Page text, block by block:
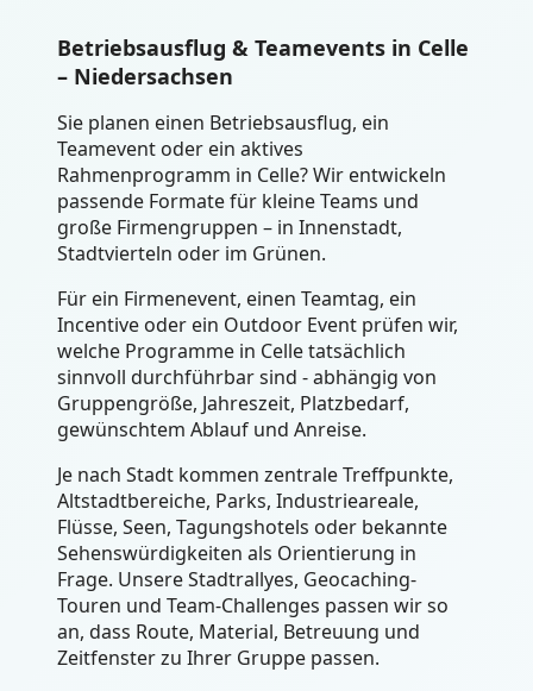
Betriebsausflug & Teamevents in Celle
– Niedersachsen
Sie planen einen Betriebsausflug, ein
Teamevent oder ein aktives
Rahmenprogramm in Celle? Wir entwickeln
passende Formate für kleine Teams und
große Firmengruppen – in Innenstadt,
Stadtvierteln oder im Grünen.
Für ein Firmenevent, einen Teamtag, ein
Incentive oder ein Outdoor Event prüfen wir,
welche Programme in Celle tatsächlich
sinnvoll durchführbar sind - abhängig von
Gruppengröße, Jahreszeit, Platzbedarf,
gewünschtem Ablauf und Anreise.
Je nach Stadt kommen zentrale Treffpunkte,
Altstadtbereiche, Parks, Industrieareale,
Flüsse, Seen, Tagungshotels oder bekannte
Sehenswürdigkeiten als Orientierung in
Frage. Unsere Stadtrallyes, Geocaching-
Touren und Team-Challenges passen wir so
an, dass Route, Material, Betreuung und
Zeitfenster zu Ihrer Gruppe passen.